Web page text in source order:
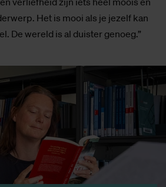
Het is mooi als je jezelf kan
De wereld is al duister genoeg.”